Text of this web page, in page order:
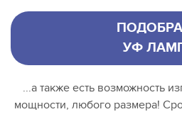
УФ
...а также есть возможность
мощности, любого размера!